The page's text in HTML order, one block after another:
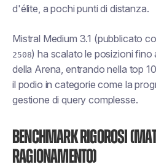
d'élite, a pochi punti di distanza.
Mistral Medium 3.1 (pubblicato
2508) ha scalato le posizioni fino
della Arena, entrando nella top
il podio in categorie come la
gestione di query complesse.
Benchmark rigorosi
ragionamento)